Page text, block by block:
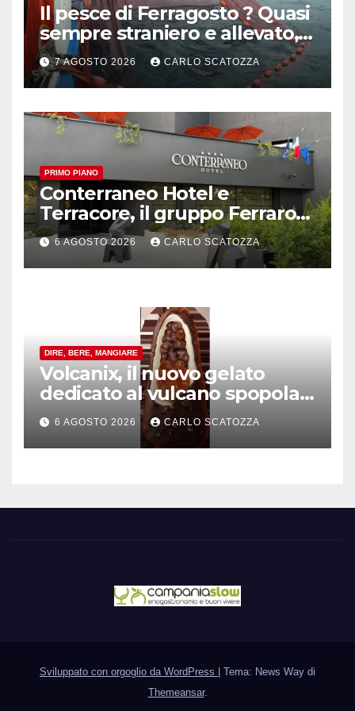
Il pesce di Ferragosto ? Quasi
sempre straniero e allevato,
in sofferenza
7 AGOSTO 2026 CARLO SCATOZZA
PRIMO PIANO
Conterraneo Hotel e
Terracore, il gruppo Ferraro
amplia l’ ospitalità e il gusto
alle porte di Caserta
6 AGOSTO 2026 CARLO SCATOZZA
DIRE, BERE, MANGIARE
Volcanix, il nuovo gelato
dedicato al vulcano spopola,
è nato a Caivano
6 AGOSTO 2026 CARLO SCATOZZA
Sviluppato con orgoglio da WordPress
Tema: News Way di
Themeansar.